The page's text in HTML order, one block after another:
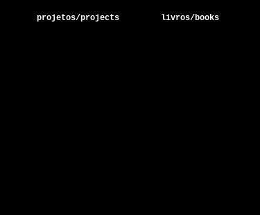
projetos/projects livros/books